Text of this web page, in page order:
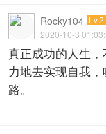
Rocky104
2020-10-3
真正成功的人生
力地去实现自我
路。